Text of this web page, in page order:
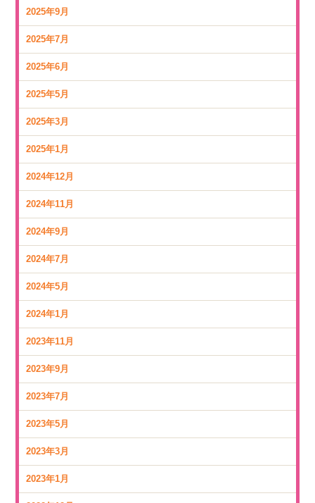
2025年9月
2025年7月
2025年6月
2025年5月
2025年3月
2025年1月
2024年12月
2024年11月
2024年9月
2024年7月
2024年5月
2024年1月
2023年11月
2023年9月
2023年7月
2023年5月
2023年3月
2023年1月